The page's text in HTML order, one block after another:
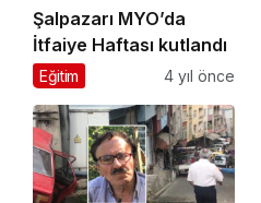
Şalpazarı MYO’da
İtfaiye Haftası kutlandı
Eğitim 4 yıl önce